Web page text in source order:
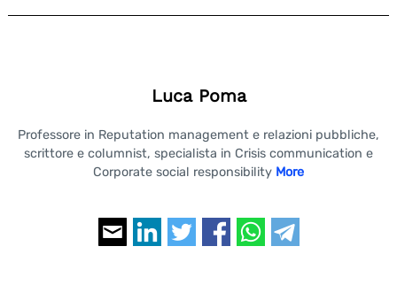
Luca Poma
Professore in Reputation management e relazioni pubbliche,
scrittore e columnist, specialista in Crisis communication e
Corporate social responsibility More